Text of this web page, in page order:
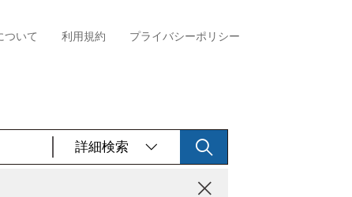
ついて 利用規約 プライバシーポリシー
詳細検索